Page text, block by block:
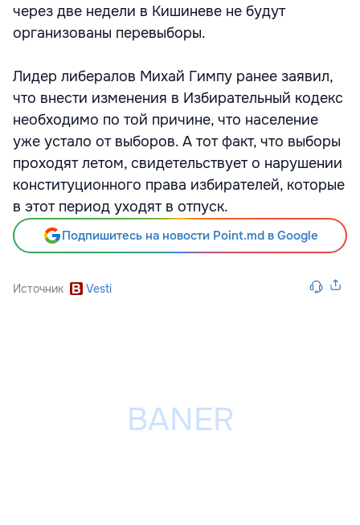
через две недели в Кишиневе не будут
организованы перевыборы.
Лидер либералов Михай Гимпу ранее заявил,
что внести изменения в Избирательный кодекс
необходимо по той причине, что население
уже устало от выборов. А тот факт, что выборы
проходят летом, свидетельствует о нарушении
конституционного права избирателей, которые
в этот период уходят в отпуск.
Подпишитесь на новости Point.md в Google
Источник Vesti